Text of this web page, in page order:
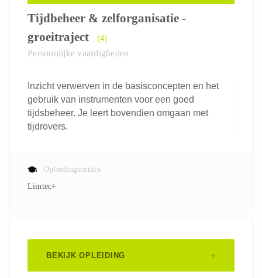
Tijdbeheer & zelforganisatie -
groeitraject
(4)
Persoonlijke vaardigheden
Inzicht verwerven in de basisconcepten en het
gebruik van instrumenten voor een goed
tijdsbeheer. Je leert bovendien omgaan met
tijdrovers.
Opleidingscentra
Limtec+
BEKIJK OPLEIDING